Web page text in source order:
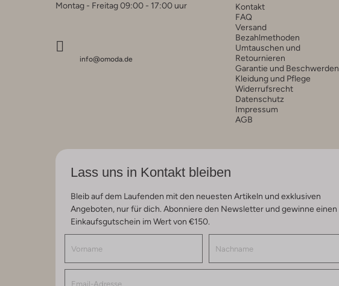
Montag - Freitag 09:00 - 17:00 uur
info@omoda.de
Kontakt
FAQ
Versand
Bezahlmethoden
Umtauschen und
Retournieren
Garantie und Beschwerden
Kleidung und Pflege
Widerrufsrecht
Datenschutz
Impressum
AGB
Lass uns in Kontakt bleiben
Bleib auf dem Laufenden mit den neuesten Artikeln und exklusiven
Angeboten, nur für dich. Abonniere den Newsletter und gewinne einen
Einkaufsgutschein im Wert von €150.